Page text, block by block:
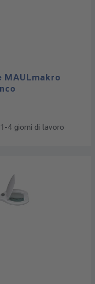
MAULmakro
4 giorni di lavoro